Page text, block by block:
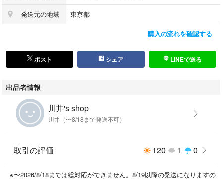
発送元の地域 東京都
購入の流れを確認する
ポスト シェア LINEで送る
出品者情報
川井's shop
川井（〜8/18まで発送不可）
取引の評価 120 1 0
※〜2026/8/18までは総対応ができません。8/19以降の発送になりますの